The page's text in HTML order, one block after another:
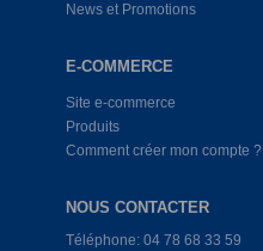
News et Promotions
E-COMMERCE
Site e-commerce
Produits
Comment créer mon compte ?
NOUS CONTACTER
Téléphone: 04 78 68 33 59